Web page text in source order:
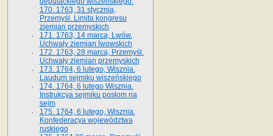
170. 1763, 31 stycznia,
Przemyśl. Limita kongresu
ziemian przemyskich
171. 1763, 14 marca, Lwów.
Uchwały ziemian lwowskich
172. 1763, 28 marca, Przemyśl.
Uchwały ziemian przemyskich
173. 1764, 6 lutego, Wisznia.
Laudum sejmiku wiszeńskiego
174. 1764, 6 lutego Wisznia.
Instrukcya sejmiku posłom na
sejm
175. 1764, 6 lutego, Wisznia.
Konfederacya województwa
ruskiego